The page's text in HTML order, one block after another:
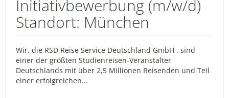
Initiativbewerbung (m/w/d)
Standort: München
Wir, die RSD Reise Service Deutschland GmbH , sind
einer der größten Studienreisen-Veranstalter
Deutschlands mit über 2,5 Millionen Reisenden und Teil
einer erfolgreichen...